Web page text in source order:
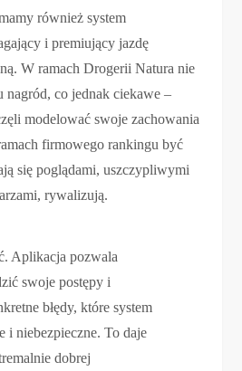
również system
i premiujący jazdę
W ramach Drogerii Natura nie
nagród, co jednak ciekawe –
modelować swoje zachowania
firmowego rankingu być
się poglądami, uszczypliwymi
rywalizują.
Aplikacja pozwala
swoje postępy i
błędy, które system
i niebezpieczne. To daje
dobrej